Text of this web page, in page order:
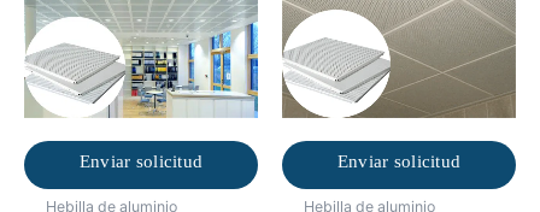
Enviar solicitud
Hebilla de aluminio
Enviar solicitud
Hebilla de aluminio